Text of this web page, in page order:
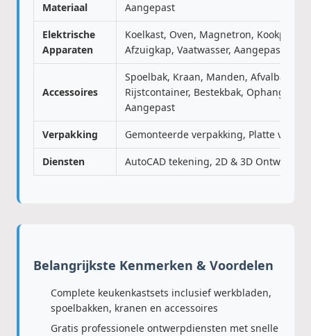
Materiaal
Aangepast
Elektrische
Apparaten
Koelkast, Oven, Magnetron, Kookplaat,
Afzuigkap, Vaatwasser, Aangepast
Accessoires
Spoelbak, Kraan, Manden, Afvalbak,
Rijstcontainer, Bestekbak, Ophangrek
Aangepast
Verpakking Gemonteerde verpakking, Platte
Diensten AutoCAD tekening, 2D & 3D Ontwerp
Belangrijkste Kenmerken & Voordelen
Complete keukenkastsets inclusief werkbladen,
spoelbakken, kranen en accessoires
Gratis professionele ontwerpdiensten met snelle